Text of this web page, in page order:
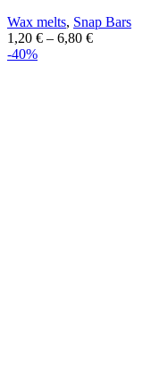
Wax melts, Snap Bars
1,20 € – 6,80 €
-40%